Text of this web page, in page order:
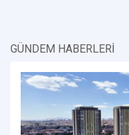
GÜNDEM HABERLERİ